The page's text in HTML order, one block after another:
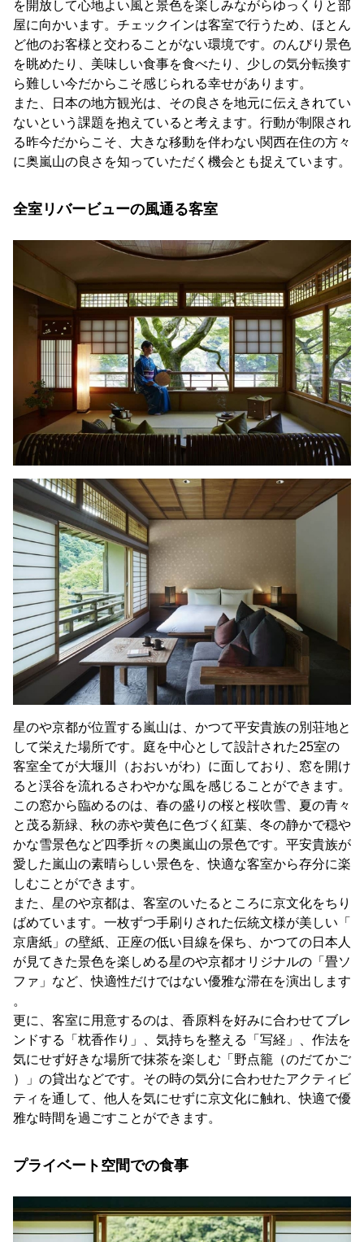
を開放して心地よい風と景色を楽しみながらゆっくりと部
屋に向かいます。チェックインは客室で行うため、ほとん
ど他のお客様と交わることがない環境です。のんびり景色
を眺めたり、美味しい食事を食べたり、少しの気分転換す
ら難しい今だからこそ感じられる幸せがあります。
また、日本の地方観光は、その良さを地元に伝えきれてい
ないという課題を抱えていると考えます。行動が制限され
る昨今だからこそ、大きな移動を伴わない関西在住の方々
に奥嵐山の良さを知っていただく機会とも捉えています。
全室リバービューの風通る客室
星のや京都が位置する嵐山は、かつて平安貴族の別荘地と
して栄えた場所です。庭を中心として設計された25室の
客室全てが大堰川（おおいがわ）に面しており、窓を開け
ると渓谷を流れるさわやかな風を感じることができます。
この窓から臨めるのは、春の盛りの桜と桜吹雪、夏の青々
と茂る新緑、秋の赤や黄色に色づく紅葉、冬の静かで穏や
かな雪景色など四季折々の奥嵐山の景色です。平安貴族が
愛した嵐山の素晴らしい景色を、快適な客室から存分に楽
しむことができます。
また、星のや京都は、客室のいたるところに京文化をちり
ばめています。一枚ずつ手刷りされた伝統文様が美しい「
京唐紙」の壁紙、正座の低い目線を保ち、かつての日本人
が見てきた景色を楽しめる星のや京都オリジナルの「畳ソ
ファ」など、快適性だけではない優雅な滞在を演出します
。
更に、客室に用意するのは、香原料を好みに合わせてブレ
ンドする「枕香作り」、気持ちを整える「写経」、作法を
気にせず好きな場所で抹茶を楽しむ「野点籠（のだてかご
）」の貸出などです。その時の気分に合わせたアクティビ
ティを通して、他人を気にせずに京文化に触れ、快適で優
雅な時間を過ごすことができます。
プライベート空間での食事